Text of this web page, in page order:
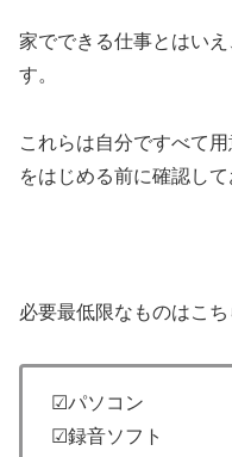
家でできる仕事とはい
す。
これらは自分ですべて
をはじめる前に確認し
必要最低限なものはこち
☑パソコン
☑録音ソフト